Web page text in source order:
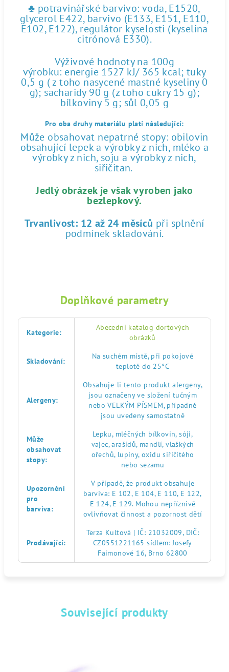
♣ potravinářské barvivo: voda, E1520,
glycerol E422, barvivo (E133, E151, E110,
E102, E122), regulátor kyselosti (kyselina
citrónová E330).
Výživové hodnoty na 100g
výrobku: energie 1527 kJ/ 365 kcal; tuky
0,5 g ( z toho nasycené mastné kyseliny 0
g); sacharidy 90 g (z toho cukry 15 g);
bílkoviny 5 g; sůl 0,05 g
Pro oba druhy materiálu platí následující:
Může obsahovat nepatrné stopy: obilovin
obsahující lepek a výrobky z nich, mléko a
výrobky z nich, soju a výrobky z nich,
siřičitan.
Jedlý obrázek je však vyroben jako
bezlepkový.
Trvanlivost: 12 až 24 měsíců při splnění
podmínek skladování.
Doplňkové parametry
Kategorie:
Abecední katalog dortových
obrázků
Skladování:
Na suchém místě, při pokojové
teplotě do 25°C
Alergeny:
Obsahuje-li tento produkt alergeny,
jsou označeny ve složení tučným
nebo VELKÝM PÍSMEM, případně
jsou uvedeny samostatně
Může
obsahovat
stopy:
Lepku, mléčných bílkovin, sóji,
vajec, arašídů, mandlí, vlaškých
ořechů, lupiny, oxidu siřičitého
nebo sezamu
Upozornění
pro
barviva:
V případě, že produkt obsahuje
barviva: E 102, E 104, E 110, E 122,
E 124, E 129. Mohou nepříznivě
ovlivňovat činnost a pozornost dětí
Prodávající:
Terza Kultová | IČ: 21032009, DIČ:
CZ0551221165 sídlem: Josefy
Faimonové 16, Brno 62800
Související produkty